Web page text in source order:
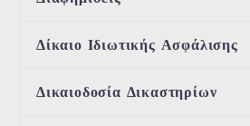
Δίκαιο Ιδιωτικής Ασφάλισης
Δικαιοδοσία Δικαστηρίων